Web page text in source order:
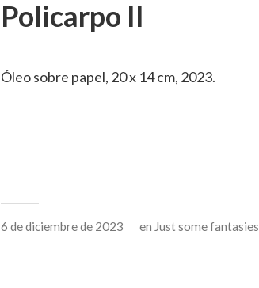
Policarpo II
Óleo sobre papel, 20 x 14 cm, 2023.
6 de diciembre de 2023 en Just some fantasies